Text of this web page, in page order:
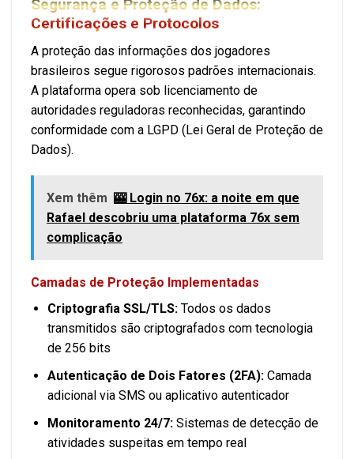
Segurança e Proteção de Dados:
Certificações e Protocolos
A proteção das informações dos jogadores
brasileiros segue rigorosos padrões internacionais.
A plataforma opera sob licenciamento de
autoridades reguladoras reconhecidas, garantindo
conformidade com a LGPD (Lei Geral de Proteção de
Dados).
Xem thêm 🎰 Login no 76x: a noite em que
Rafael descobriu uma plataforma 76x sem
complicação
Camadas de Proteção Implementadas
Criptografia SSL/TLS:Todos os dados
transmitidos são criptografados com tecnologia
de 256 bits
Autenticação de Dois Fatores (2FA):Camada
adicional via SMS ou aplicativo autenticador
Monitoramento 24/7:Sistemas de detecção de
atividades suspeitas em tempo real